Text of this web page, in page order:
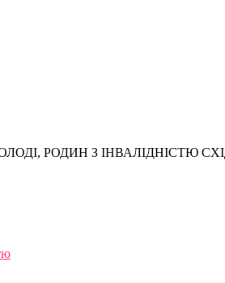
РОДИН З ІНВАЛІДНІСТЮ